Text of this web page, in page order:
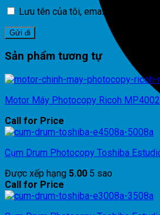
Lưu tên của tôi, email, và trang
Sản phẩm tương tự
Motor Máy Photocopy Ricoh
Call for Price
Cụm Drum Photocopy Toshiba
Được xếp hạng 5.00 5 sao
Call for Price